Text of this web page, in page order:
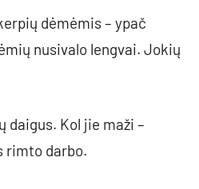
dėmėmis – ypač
nusivalo lengvai. Jokių
Kol jie maži –
rimto darbo.